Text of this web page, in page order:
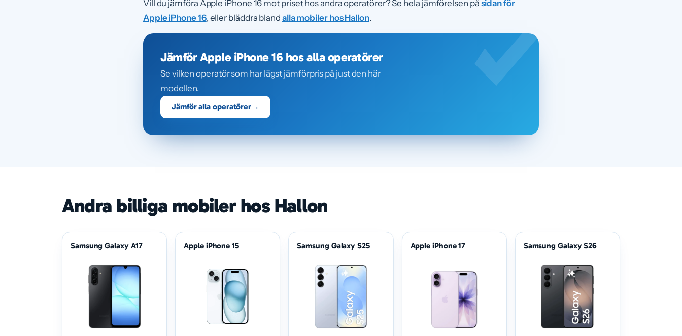
Vill du jämföra Apple iPhone 16 mot priset hos andra operatörer? Se hela jämförelsen på sidan för
Apple iPhone 16, eller bläddra bland alla mobiler hos Hallon.
Jämför Apple iPhone 16 hos alla operatörer
Se vilken operatör som har lägst jämförpris på just den här
modellen.
Jämför alla operatörer→
Andra billiga mobiler hos Hallon
Samsung Galaxy A17 Apple iPhone 15 Samsung Galaxy S25 Apple iPhone 17 Samsung Galaxy S26